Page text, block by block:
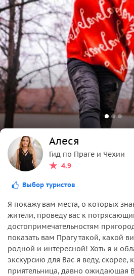
Алеся
Гид по Праге и Чехии
4.9
Выбор туристов
Я покажу вам места, о которых
жители, проведу вас к
достопримечательностям
показать вам Прагу такой, какой
родной и интересной! Хоть я и
экскурсию для Вас я веду, скорее,
приятельница, давно ожидающая